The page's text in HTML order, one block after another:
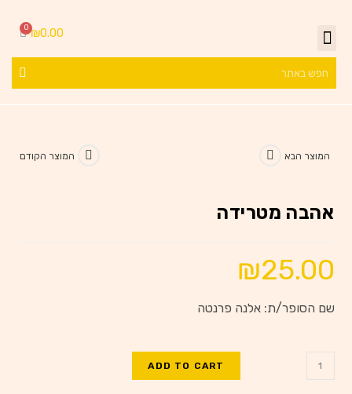
₪0.00
המוצר הקודם המוצר הבא
אהבה מטרידה
₪25.00
שם הסופר/ת: אלנה פרנטה
ADD TO CART